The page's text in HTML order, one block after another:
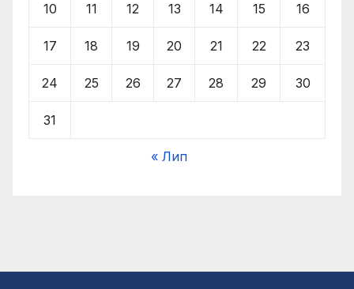
10 11 12 13 14 15 16
17 18 19 20 21 22 23
24 25 26 27 28 29 30
31
« Лип